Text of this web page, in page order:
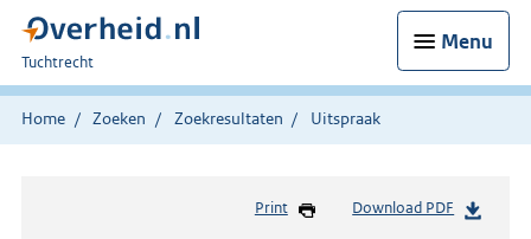
Menu
U
bent
hier:
Tuchtrecht
Home Zoeken Zoekresultaten Uitspraak
Print Download PDF